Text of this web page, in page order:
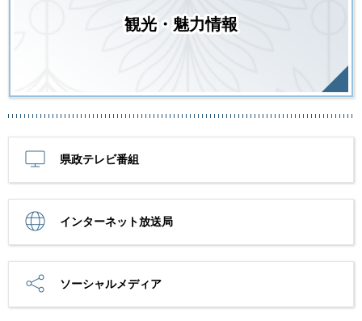
観光・魅力情報
県政テレビ番組
インターネット放送局
ソーシャルメディア